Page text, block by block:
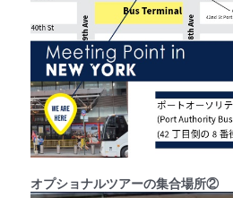
オプショナルツアーの集合場所②